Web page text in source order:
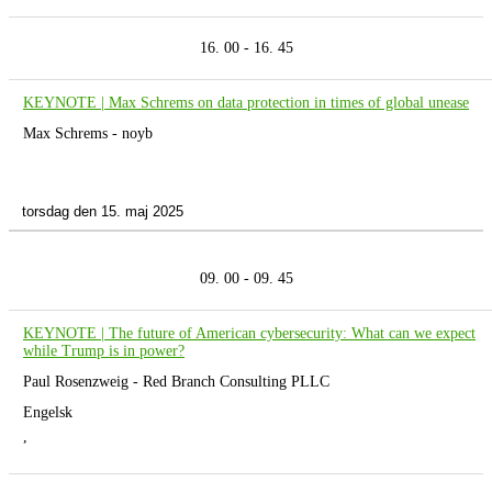
16. 00 - 16. 45
KEYNOTE | Max Schrems on data protection in times of global unease
Max Schrems - noyb
torsdag den 15. maj 2025
09. 00 - 09. 45
KEYNOTE | The future of American cybersecurity: What can we expect
while Trump is in power?
Paul Rosenzweig - Red Branch Consulting PLLC
Engelsk
,